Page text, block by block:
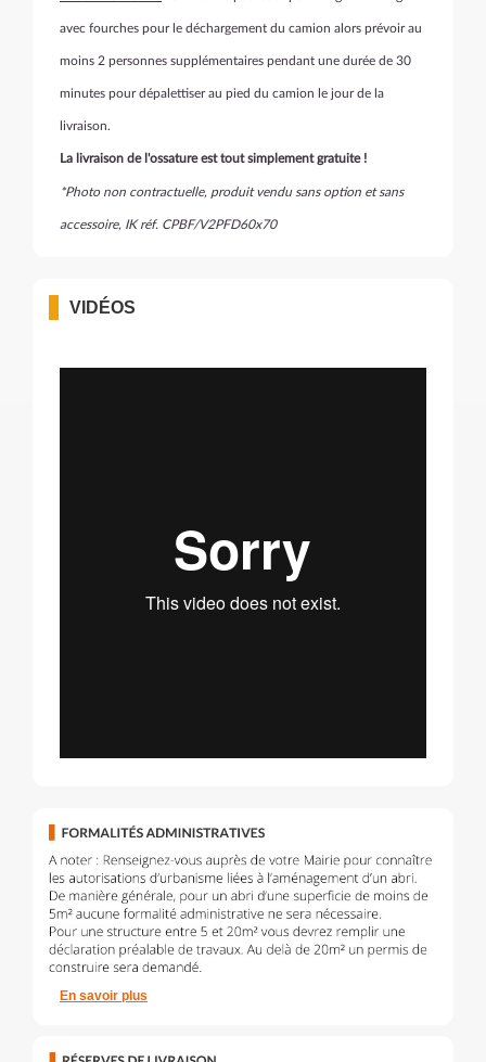
avec fourches pour le déchargement du camion alors prévoir au
moins 2 personnes supplémentaires pendant une durée de 30
minutes pour dépalettiser au pied du camion le jour de la
livraison.
La livraison de l'ossature est tout simplement gratuite !
*Photo non contractuelle, produit vendu sans option et sans
accessoire, IK réf. CPBF/V2PFD60x70
VIDÉOS
En savoir plus